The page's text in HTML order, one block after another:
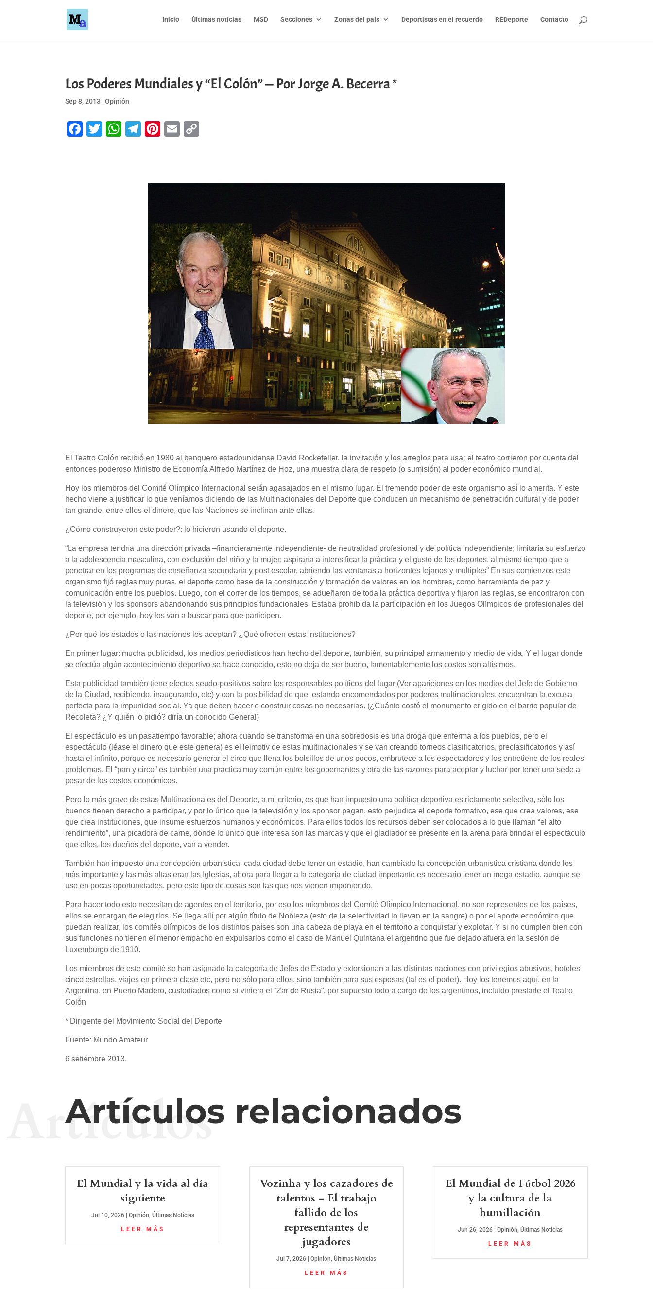
Inicio Últimas noticias MSD Secciones Zonas del país Deportistas en el recuerdo REDeporte Contacto
Los Poderes Mundiales y “El Colón” — Por Jorge A. Becerra *
Sep 8, 2013 |Opinión
Facebook
Twitter
WhatsApp
Telegram
Pinterest
Email
El Teatro Colón recibió en 1980 al banquero estadounidense David Rockefeller, la invitación y los arreglos para usar el teatro corrieron por cuenta del
entonces poderoso Ministro de Economía Alfredo Martínez de Hoz, una muestra clara de respeto (o sumisión) al poder económico mundial.
Hoy los miembros del Comité Olímpico Internacional serán agasajados en el mismo lugar. El tremendo poder de este organismo así lo amerita. Y este
hecho viene a justificar lo que veníamos diciendo de las Multinacionales del Deporte que conducen un mecanismo de penetración cultural y de poder
tan grande, entre ellos el dinero, que las Naciones se inclinan ante ellas.
¿Cómo construyeron este poder?: lo hicieron usando el deporte.
“La empresa tendría una dirección privada –financieramente independiente- de neutralidad profesional y de política independiente; limitaría su esfuerzo
a la adolescencia masculina, con exclusión del niño y la mujer; aspiraría a intensificar la práctica y el gusto de los deportes, al mismo tiempo que a
penetrar en los programas de enseñanza secundaria y post escolar, abriendo las ventanas a horizontes lejanos y múltiples” En sus comienzos este
organismo fijó reglas muy puras, el deporte como base de la construcción y formación de valores en los hombres, como herramienta de paz y
comunicación entre los pueblos. Luego, con el correr de los tiempos, se adueñaron de toda la práctica deportiva y fijaron las reglas, se encontraron con
la televisión y los sponsors abandonando sus principios fundacionales. Estaba prohibida la participación en los Juegos Olímpicos de profesionales del
deporte, por ejemplo, hoy los van a buscar para que participen.
¿Por qué los estados o las naciones los aceptan? ¿Qué ofrecen estas instituciones?
En primer lugar: mucha publicidad, los medios periodísticos han hecho del deporte, también, su principal armamento y medio de vida. Y el lugar donde
se efectúa algún acontecimiento deportivo se hace conocido, esto no deja de ser bueno, lamentablemente los costos son altísimos.
Esta publicidad también tiene efectos seudo-positivos sobre los responsables políticos del lugar (Ver apariciones en los medios del Jefe de Gobierno
de la Ciudad, recibiendo, inaugurando, etc) y con la posibilidad de que, estando encomendados por poderes multinacionales, encuentran la excusa
perfecta para la impunidad social. Ya que deben hacer o construir cosas no necesarias. (¿Cuánto costó el monumento erigido en el barrio popular de
Recoleta? ¿Y quién lo pidió? diría un conocido General)
El espectáculo es un pasatiempo favorable; ahora cuando se transforma en una sobredosis es una droga que enferma a los pueblos, pero el
espectáculo (léase el dinero que este genera) es el leimotiv de estas multinacionales y se van creando torneos clasificatorios, preclasificatorios y así
hasta el infinito, porque es necesario generar el circo que llena los bolsillos de unos pocos, embrutece a los espectadores y los entretiene de los reales
problemas. El “pan y circo” es también una práctica muy común entre los gobernantes y otra de las razones para aceptar y luchar por tener una sede a
pesar de los costos económicos.
Pero lo más grave de estas Multinacionales del Deporte, a mi criterio, es que han impuesto una política deportiva estrictamente selectiva, sólo los
buenos tienen derecho a participar, y por lo único que la televisión y los sponsor pagan, esto perjudica el deporte formativo, ese que crea valores, ese
que crea instituciones, que insume esfuerzos humanos y económicos. Para ellos todos los recursos deben ser colocados a lo que llaman “el alto
rendimiento”, una picadora de carne, dónde lo único que interesa son las marcas y que el gladiador se presente en la arena para brindar el espectáculo
que ellos, los dueños del deporte, van a vender.
También han impuesto una concepción urbanística, cada ciudad debe tener un estadio, han cambiado la concepción urbanística cristiana donde los
más importante y las más altas eran las Iglesias, ahora para llegar a la categoría de ciudad importante es necesario tener un mega estadio, aunque se
use en pocas oportunidades, pero este tipo de cosas son las que nos vienen imponiendo.
Para hacer todo esto necesitan de agentes en el territorio, por eso los miembros del Comité Olímpico Internacional, no son representes de los países,
ellos se encargan de elegirlos. Se llega allí por algún título de Nobleza (esto de la selectividad lo llevan en la sangre) o por el aporte económico que
puedan realizar, los comités olímpicos de los distintos países son una cabeza de playa en el territorio a conquistar y explotar. Y si no cumplen bien con
sus funciones no tienen el menor empacho en expulsarlos como el caso de Manuel Quintana el argentino que fue dejado afuera en la sesión de
Luxemburgo de 1910.
Los miembros de este comité se han asignado la categoría de Jefes de Estado y extorsionan a las distintas naciones con privilegios abusivos, hoteles
cinco estrellas, viajes en primera clase etc, pero no sólo para ellos, sino también para sus esposas (tal es el poder). Hoy los tenemos aquí, en la
Argentina, en Puerto Madero, custodiados como si viniera el “Zar de Rusia”, por supuesto todo a cargo de los argentinos, incluido prestarle el Teatro
Colón
* Dirigente del Movimiento Social del Deporte
Fuente: Mundo Amateur
6 setiembre 2013.
Artículos relacionados
Artículos
El Mundial y la vida al día
siguiente
Jul 10, 2026| Opinión, Últimas Noticias
LEER MÁS
Vozinha y los cazadores de
talentos – El trabajo
fallido de los
representantes de
jugadores
Jul 7, 2026 |Opinión,Últimas Noticias
LEER MÁS
El Mundial de Fútbol 2026
y la cultura de la
humillación
Jun 26, 2026 |Opinión,Últimas Noticias
LEER MÁS